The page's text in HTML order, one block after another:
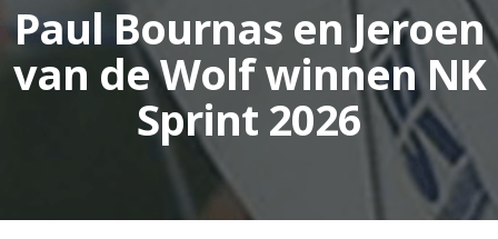
Paul Bournas en Jeroen
van de Wolf winnen NK
Sprint 2026